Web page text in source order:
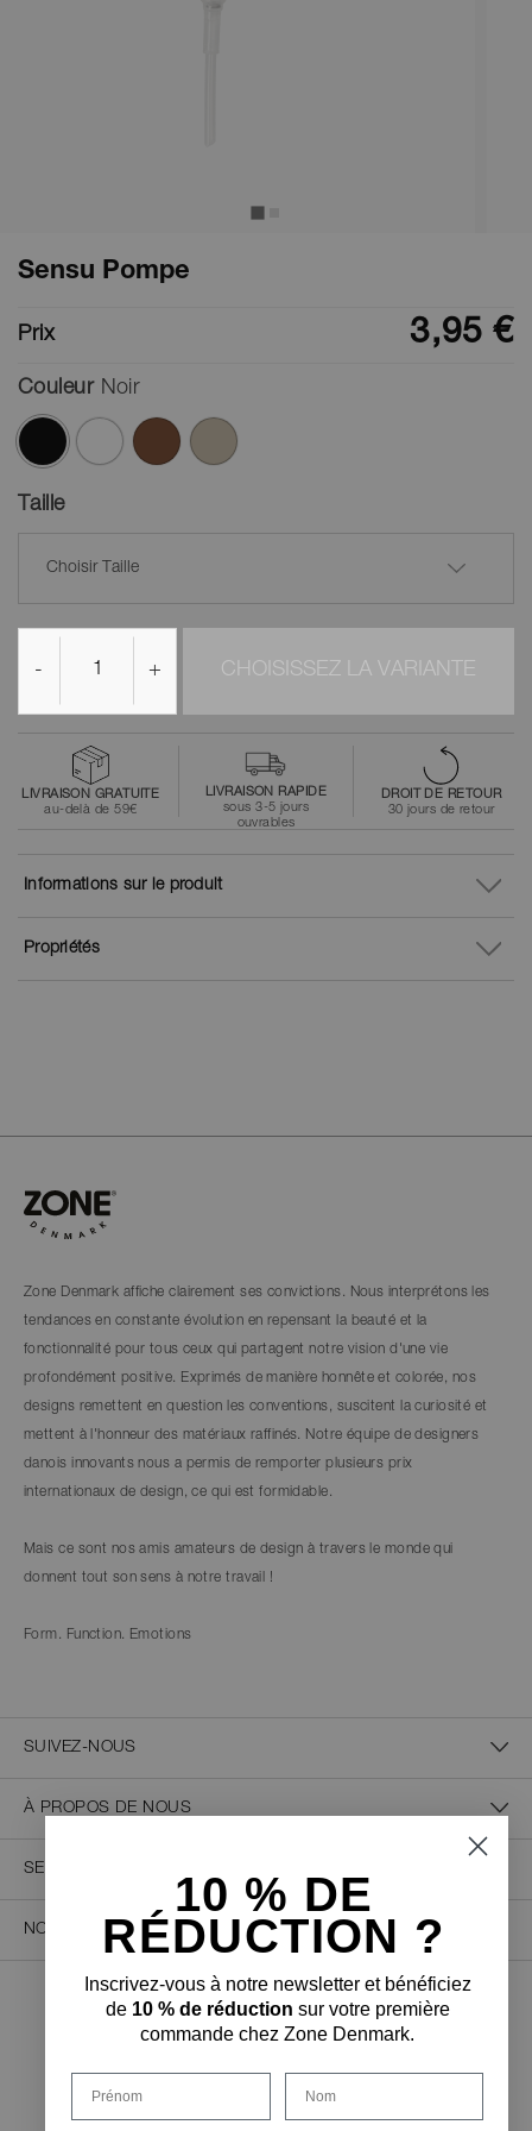
Sensu Pompe
Prix 3,95 €
Couleur Noir
ont été sélectionnés
Taille
Choisir Taille
- + CHOISISSEZ LA VARIANTE
LIVRAISON GRATUITE
au-delà de 59€
LIVRAISON RAPIDE
sous 3-5 jours
ouvrables
DROIT DE RETOUR
30 jours de retour
Propriétés
Informations sur le produit
Zone Denmark affiche clairement ses convictions. Nous interprétons les
tendances en constante évolution en repensant la beauté et la
fonctionnalité pour tous ceux qui partagent notre vision d'une vie
profondément positive. Exprimés de manière honnête et colorée, nos
designs remettent en question les conventions, suscitent la curiosité et
mettent à l'honneur des matériaux raffinés. Notre équipe de designers
danois innovants nous a permis de remporter plusieurs prix
internationaux de design, ce qui est formidable.
Mais ce sont nos amis amateurs de design à travers le monde qui
donnent tout son sens à notre travail !
Form. Function. Emotions
SUIVEZ-NOUS
À PROPOS DE NOUS
SERVICE CLIENT
NOUS CONTACTER
PAIEMENT SÉCURISÉ
10 % DE
RÉDUCTION ?
Inscrivez-vous à notre newsletter et bénéficiez
de 10 % de réduction sur votre première
commande chez Zone Denmark.
Prénom Nom